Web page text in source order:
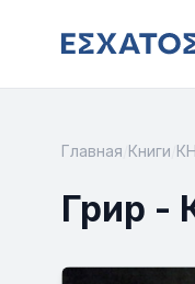
Главная Книги
Грир -